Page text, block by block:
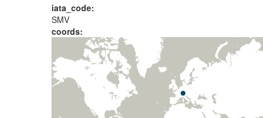
iata_code:
SMV
coords: